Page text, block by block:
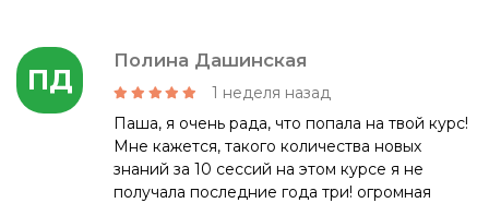
ПД
Полина Дашинская
1 неделя назад
Паша, я очень рада, что попала на твой курс!
Мне кажется, такого количества новых
знаний за 10 сессий на этом курсе я не
получала последние года три! огромная